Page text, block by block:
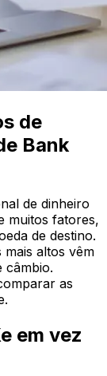
de
Bank
de dinheiro
muitos fatores,
de destino.
altos vêm
câmbio.
as
em vez